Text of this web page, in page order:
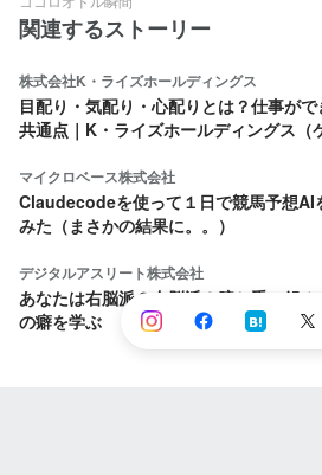
関連するストーリー
株式会社K・ライズホールディングス
目配り・気配り・心配りとは？仕事が
共通点｜K・ライズホールディングス（
マイクロベース株式会社
Claudecodeを使って１日で競馬予想AI
みた（まさかの結果に。。）
デジタルアスリート株式会社
あなたは右脳派？左脳派？腕と手の組み
の癖を学ぶ